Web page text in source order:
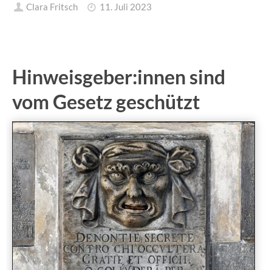
Clara Fritsch 11. Juli 2023
Hinweisgeber:innen sind
vom Gesetz geschützt